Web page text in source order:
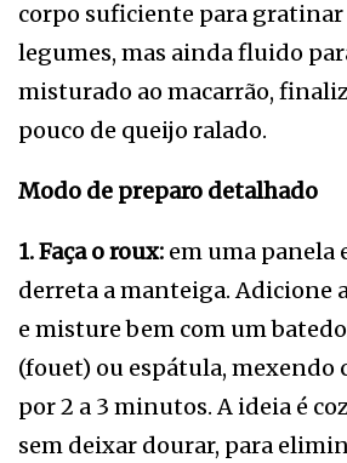
corpo suficiente para gratinar
legumes, mas ainda fluido
misturado ao macarrão,
pouco de queijo ralado.
Modo de preparo detalhado
1. Faça o roux: em uma panela
derreta a manteiga. Adicione
e misture bem com um
(fouet) ou espátula,
por 2 a 3 minutos. A ideia é
sem deixar dourar, para